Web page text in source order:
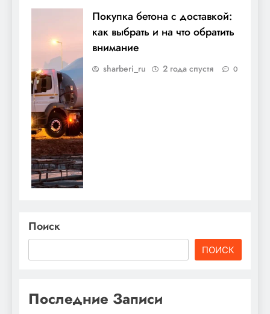
Покупка бетона с доставкой:
как выбрать и на что обратить
внимание
sharberi_ru 2 года спустя 0
Поиск
ПОИСК
Последние Записи